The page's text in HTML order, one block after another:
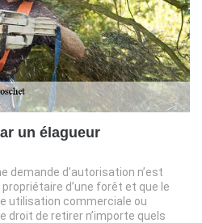
un élagueur
demande d’autorisation n’est
d’une forêt et que le
utilisation commerciale ou
droit de retirer n’importe quels